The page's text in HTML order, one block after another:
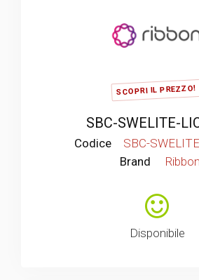
SCOPRI IL PREZZO!
SBC-SWELITE-
Codice
SBC-
Brand
Ribbon
Disponibile